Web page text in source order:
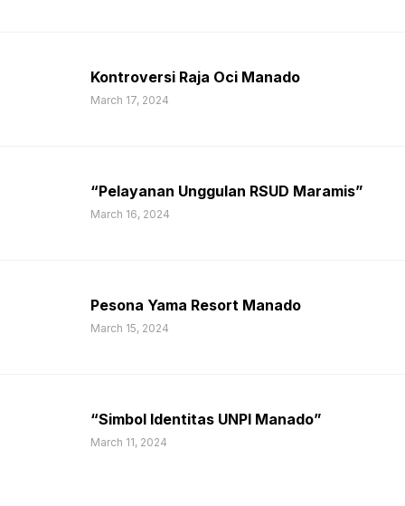
Kontroversi Raja Oci Manado
March 17, 2024
“Pelayanan Unggulan RSUD Maramis”
March 16, 2024
Pesona Yama Resort Manado
March 15, 2024
“Simbol Identitas UNPI Manado”
March 11, 2024